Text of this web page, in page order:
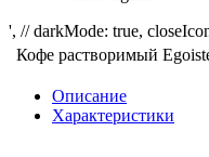
', // darkMode: true,
Кофе растворимый
Описание
Характеристики